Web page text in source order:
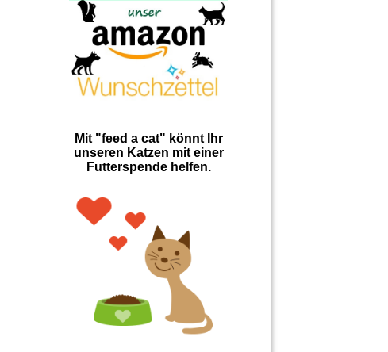
Mit "feed a cat" könnt Ihr
unseren Katzen mit einer
Futterspende helfen.